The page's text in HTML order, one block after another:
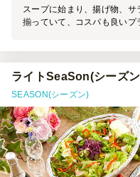
スープに始まり、揚げ物、
揃っていて、コスパも良い
等に配膳するなら問題ない
くスタイルにすると、複数
ライトSeaSon(シーズ
SEASON(シーズン)